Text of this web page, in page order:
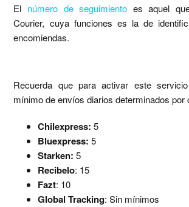
El número de seguimiento es aquel
Courier, cuya funciones es la de
encomiendas.
Recuerda que para activar este
mínimo de envíos diarios determinados por
Chilexpress: 5
Bluexpress: 5
Starken: 5
Recibelo: 15
Fazt: 10
Global Tracking: Sin mínimos